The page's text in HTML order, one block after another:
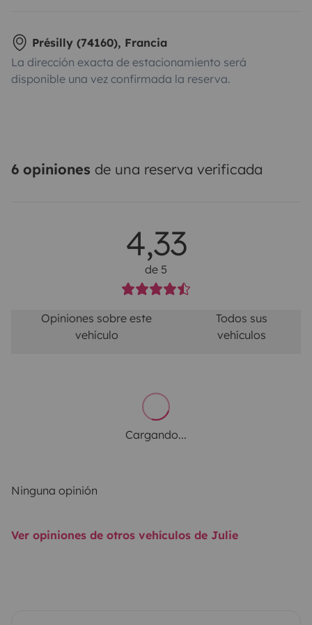
Présilly (74160), Francia
La dirección exacta de estacionamiento será
disponible una vez confirmada la reserva.
6 opiniones de una reserva verificada
4,33
de 5
Opiniones sobre este
vehículo
Todos sus
vehículos
Cargando...
Ninguna opinión
Ver opiniones de otros vehículos de Julie